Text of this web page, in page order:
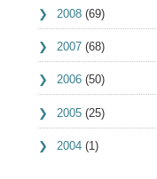
2008 (69)
2007 (68)
2006 (50)
2005 (25)
2004 (1)